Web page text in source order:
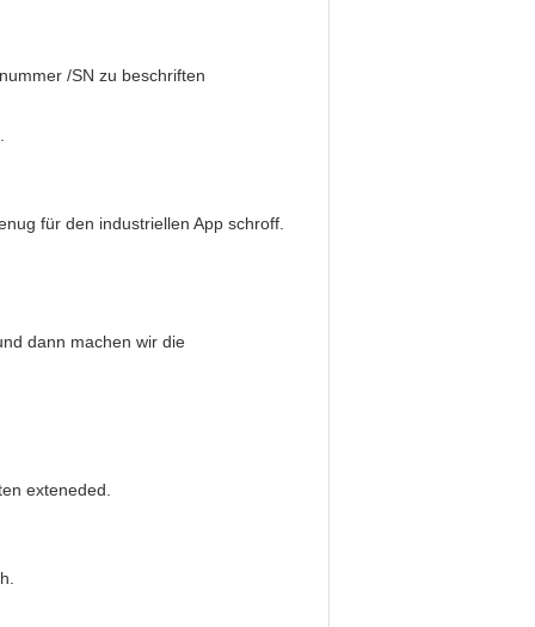
/SN zu beschriften
für den industriellen App schroff.
dann machen wir die
exteneded.